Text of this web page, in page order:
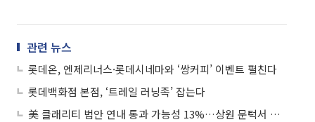
관련 뉴스
롯데온, 엔제리너스·롯데시네마와 ‘쌍커피’ 이벤트 펼친다
롯데백화점 본점, ‘트레일 러닝족’ 잡는다
美 클래리티 법안 연내 통과 가능성 13%…상원 문턱서 제동